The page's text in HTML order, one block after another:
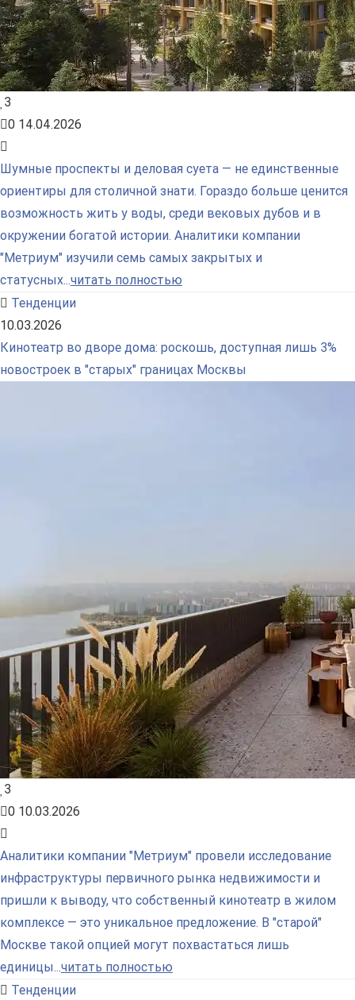
3
0 14.04.2026
Шумные проспекты и деловая суета — не единственные
ориентиры для столичной знати. Гораздо больше ценится
возможность жить у воды, среди вековых дубов и в
окружении богатой истории. Аналитики компании
"Метриум" изучили семь самых закрытых и
статусных...читать полностью
Тенденции
10.03.2026
Кинотеатр во дворе дома: роскошь, доступная лишь 3%
новостроек в "старых" границах Москвы
3
0 10.03.2026
Аналитики компании "Метриум" провели исследование
инфраструктуры первичного рынка недвижимости и
пришли к выводу, что собственный кинотеатр в жилом
комплексе — это уникальное предложение. В "старой"
Москве такой опцией могут похвастаться лишь
единицы...читать полностью
Тенденции